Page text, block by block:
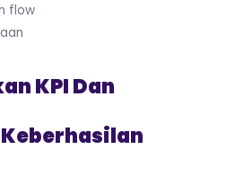
flow
KPI Dan